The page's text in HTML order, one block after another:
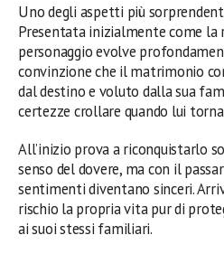
Uno degli aspetti più
Presentata inizialmente come la
personaggio evolve
convinzione che il matrimonio
dal destino e voluto dalla sua
certezze crollare quando lui
All’inizio prova a riconquistarlo
senso del dovere, ma con il
sentimenti diventano sinceri.
rischio la propria vita pur di
ai suoi stessi familiari.